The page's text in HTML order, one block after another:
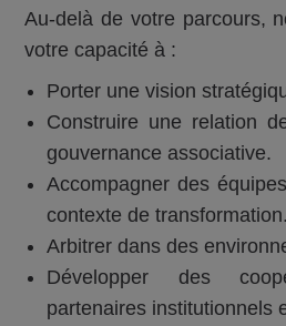
Au-delà de votre parcours,
votre capacité à :
Porter une vision
Construire une relation
gouvernance associative.
Accompagner des
contexte de transformation.
Arbitrer dans des
Développer des
partenaires institutionnels